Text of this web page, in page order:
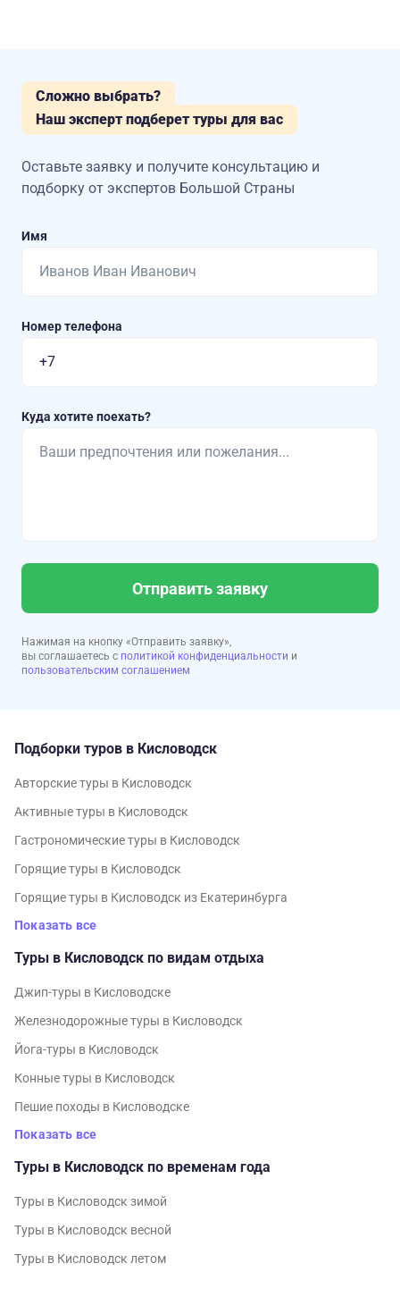
Сложно выбрать?
Наш эксперт подберет туры для вас
Оставьте заявку и получите консультацию и
подборку от экспертов Большой Страны
Имя
Номер телефона
Куда хотите поехать?
Отправить заявку
Нажимая на кнопку «Отправить заявку»,
вы соглашаетесь с политикой конфиденциальности и
пользовательским соглашением
Подборки туров в Кисловодск
Авторские туры в Кисловодск
Активные туры в Кисловодск
Гастрономические туры в Кисловодск
Горящие туры в Кисловодск
Горящие туры в Кисловодск из Екатеринбурга
Показать все
Туры в Кисловодск по видам отдыха
Джип-туры в Кисловодске
Железнодорожные туры в Кисловодск
Йога-туры в Кисловодск
Конные туры в Кисловодск
Пешие походы в Кисловодске
Показать все
Туры в Кисловодск по временам года
Туры в Кисловодск зимой
Туры в Кисловодск весной
Туры в Кисловодск летом